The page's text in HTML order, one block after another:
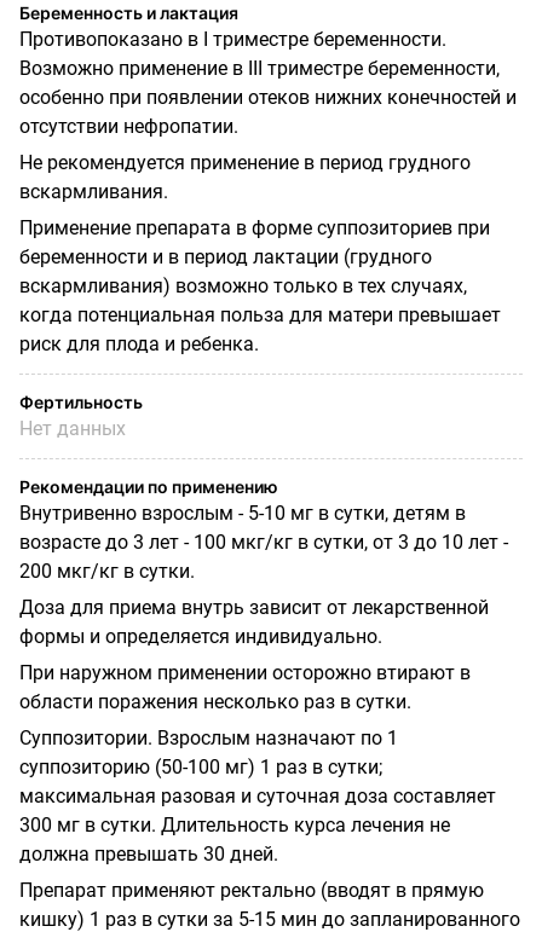
Беременность и лактация
Противопоказано в I триместре беременности.
Возможно применение в III триместре беременности,
особенно при появлении отеков нижних конечностей и
отсутствии нефропатии.
Не рекомендуется применение в период грудного
вскармливания.
Применение препарата в форме суппозиториев при
беременности и в период лактации (грудного
вскармливания) возможно только в тех случаях,
когда потенциальная польза для матери превышает
риск для плода и ребенка.
Фертильность
Нет данных
Рекомендации по применению
Внутривенно взрослым - 5-10 мг в сутки, детям в
возрасте до 3 лет - 100 мкг/кг в сутки, от 3 до 10 лет -
200 мкг/кг в сутки.
Доза для приема внутрь зависит от лекарственной
формы и определяется индивидуально.
При наружном применении осторожно втирают в
области поражения несколько раз в сутки.
Суппозитории. Взрослым назначают по 1
суппозиторию (50-100 мг) 1 раз в сутки;
максимальная разовая и суточная доза составляет
300 мг в сутки. Длительность курса лечения не
должна превышать 30 дней.
Препарат применяют ректально (вводят в прямую
кишку) 1 раз в сутки за 5-15 мин до запланированного